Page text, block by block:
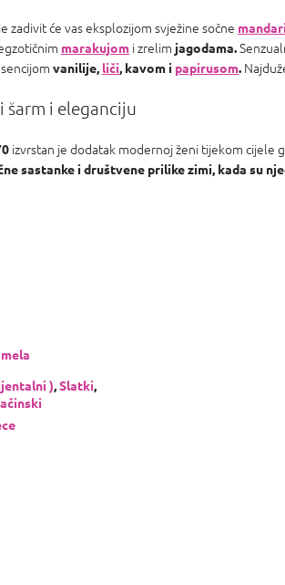
zadivit će vas eksplozijom svježine sočne
marakujom i zrelim jagodama.
vanilije, liči, kavom i papirusom.
i eleganciju
izvrstan je dodatak modernoj ženi tijekom cijele
sastanke i društvene prilike zimi, kada su
),Slatki,